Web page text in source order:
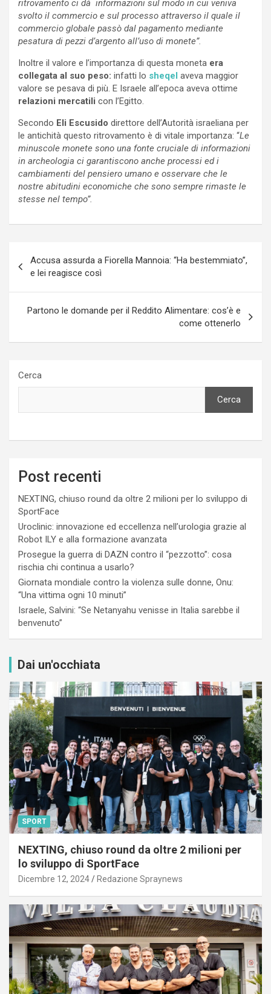
ritrovamento ci dà informazioni sul modo in cui veniva
svolto il commercio e sul processo attraverso il quale il
commercio globale passò dal pagamento mediante
pesatura di pezzi d’argento all’uso di monete”.
Inoltre il valore e l’importanza di questa moneta era
collegata al suo peso: infatti lo sheqel aveva maggior
valore se pesava di più. E Israele all’epoca aveva ottime
relazioni mercatili con l’Egitto.
Secondo Eli Escusido direttore dell’Autorità israeliana per
le antichità questo ritrovamento è di vitale importanza: “Le
minuscole monete sono una fonte cruciale di informazioni
in archeologia ci garantiscono anche processi ed i
cambiamenti del pensiero umano e osservare che le
nostre abitudini economiche che sono sempre rimaste le
stesse nel tempo”.
articoli
Accusa assurda a Fiorella Mannoia: “Ha bestemmiato”,
e lei reagisce così
Partono le domande per il Reddito Alimentare: cos’è e
come ottenerlo
Cerca
Cerca
Post recenti
NEXTING, chiuso round da oltre 2 milioni per lo sviluppo di
SportFace
Uroclinic: innovazione ed eccellenza nell’urologia grazie al
Robot ILY e alla formazione avanzata
Prosegue la guerra di DAZN contro il “pezzotto”: cosa
rischia chi continua a usarlo?
Giornata mondiale contro la violenza sulle donne, Onu:
“Una vittima ogni 10 minuti”
Israele, Salvini: “Se Netanyahu venisse in Italia sarebbe il
benvenuto”
Dai un'occhiata
SPORT
NEXTING, chiuso round da oltre 2 milioni per
lo sviluppo di SportFace
Dicembre 12, 2024 Redazione Spraynews